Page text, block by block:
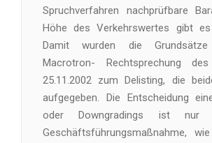
Spruchverfahren nachprüfbare
Höhe des Verkehrswertes gibt
Damit wurden die
Macrotron- Rechtsprechung
25.11.2002 zum Delisting, die
aufgegeben. Die Entscheidung
oder Downgradings ist nur
Geschäftsführungsmaßnahme,